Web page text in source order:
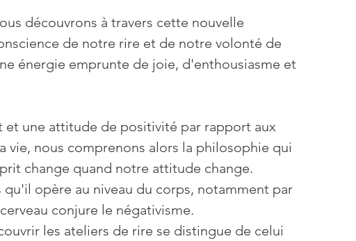
de notre rire et de notre volonté de
énergie emprunte de joie, d'enthousiasme et
vie, nous comprenons alors la philosophie qui
change quand notre attitude change.
opère au niveau du corps, notamment par
conjure le négativisme.
les ateliers de rire se distingue de celui